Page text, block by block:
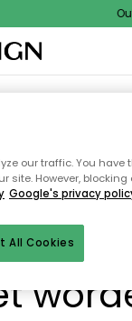
our traffic. You have
However, blocking
Google's privacy
All Cookies